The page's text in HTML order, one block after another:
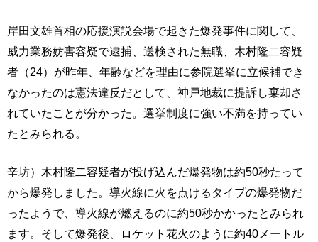
岸田文雄首相の応援演説会場で起きた爆発事件に関して、
威力業務妨害容疑で逮捕、送検された無職、木村隆二容疑
者（24）が昨年、年齢などを理由に参院選挙に立候補でき
なかったのは憲法違反だとして、神戸地裁に提訴し棄却さ
れていたことが分かった。選挙制度に強い不満を持ってい
たとみられる。
辛坊）木村隆二容疑者が投げ込んだ爆発物は約50秒たって
から爆発しました。導火線に火を点けるタイプの爆発物だ
ったようで、導火線が燃えるのに約50秒かかったとみられ
ます。そして爆発後、ロケット花火のように約40メートル